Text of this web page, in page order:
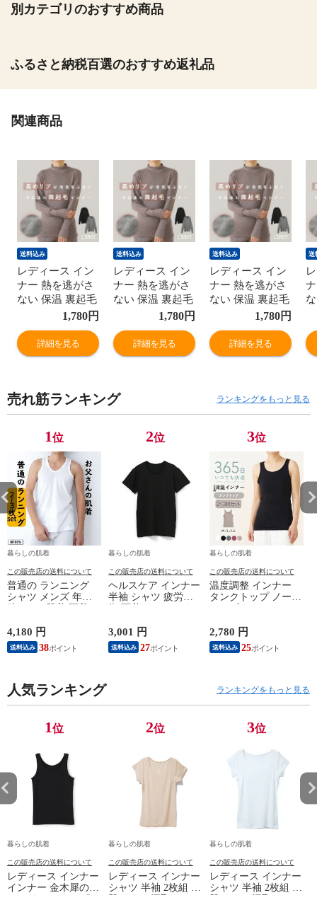
別カテゴリのおすすめ商品
ふるさと納税百選のおすすめ返礼品
関連商品
送料込み
レディース イン
ナー 熱を逃がさ
ない 保温 裏起毛
ハイネック リブ
付き 暖かい 秋冬
婦人 女性 下着
肌着 24AW ブラ
M/L/LL K6450T-E
防寒
1,780円
詳細を見る
送料込み
レディース イン
ナー 熱を逃がさ
ない 保温 裏起毛
ハイネック リブ
付き 暖かい 秋冬
婦人 女性 下着
肌着 24AW ブラ
M/L/LL K6450T-E
防寒
1,780円
詳細を見る
送料込み
レディース イン
ナー 熱を逃がさ
ない 保温 裏起毛
ハイネック リブ
付き 暖かい 秋冬
婦人 女性 下着
肌着 24AW ブラ
M/L/LL K6450T-E
防寒
1,780円
詳細を見る
送
売れ筋ランキング ランキングをもっと見る
1位
暮らしの肌着
この販売店の送料について
普通の ランニング
シャツ メンズ 年間
綿100 % 肌着 下着 U
ンクトップ ノースリ
ーブ インナー 紳士
男性 シニア 抗菌 防
4,180 円
送料込み 38
2位
暮らしの肌着
この販売店の送料について
ヘルスケア インナー
半袖 シャツ 疲労回
復 下着 インナーウ
外線 疲労軽減 ボデ
ィケア 健康 プレゼ
ント ギフト ヘルス
3,001 円
送料込み 27
3位
暮らしの肌着
この販売店の送料について
温度調整 インナー
タンクトップ ノース
リーブ レディース
オフホワイト/ブラウ
ン/ブラック/チャコ
ールグレー/ピンク
2,780 円
送料込み 25
人気ランキング ランキングをもっと見る
1位
暮らしの肌着
この販売店の送料について
レディース インナー
インナー 金木犀のめ
ぐみ タンクトップ
2位
暮らしの肌着
この販売店の送料について
レディース インナー
シャツ 半袖 2枚組 素
肌ドライ 汗取り フ
3位
暮らしの肌着
この販売店の送料について
レディース インナー
シャツ 半袖 2枚組 素
肌ドライ 汗取り フ